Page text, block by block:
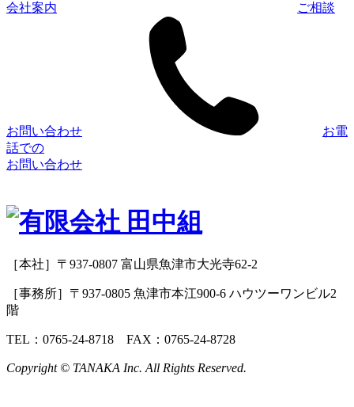
会社案内 ご相談
お問い合わせ
お電
話での
お問い合わせ
［本社］〒937-0807 富山県魚津市大光寺62-2
［事務所］〒937-0805 魚津市本江900-6 ハウツーワンビル2
階
TEL：0765-24-8718 FAX：0765-24-8728
Copyright © TANAKA Inc. All Rights Reserved.